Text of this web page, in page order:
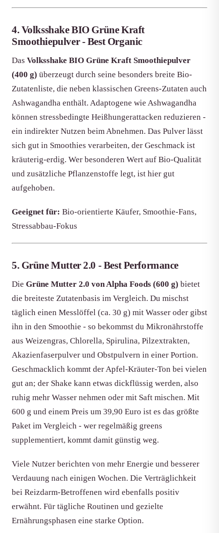
4. Volksshake BIO Grüne Kraft
Smoothiepulver - Best Organic
Das Volksshake BIO Grüne Kraft Smoothiepulver
(400 g) überzeugt durch seine besonders breite Bio-
Zutatenliste, die neben klassischen Greens-Zutaten auch
Ashwagandha enthält. Adaptogene wie Ashwagandha
können stressbedingte Heißhungerattacken reduzieren -
ein indirekter Nutzen beim Abnehmen. Das Pulver lässt
sich gut in Smoothies verarbeiten, der Geschmack ist
kräuterig-erdig. Wer besonderen Wert auf Bio-Qualität
und zusätzliche Pflanzenstoffe legt, ist hier gut
aufgehoben.
Geeignet für: Bio-orientierte Käufer, Smoothie-Fans,
Stressabbau-Fokus
5. Grüne Mutter 2.0 - Best Performance
Die Grüne Mutter 2.0 von Alpha Foods (600 g) bietet
die breiteste Zutatenbasis im Vergleich. Du mischst
täglich einen Messlöffel (ca. 30 g) mit Wasser oder gibst
ihn in den Smoothie - so bekommst du Mikronährstoffe
aus Weizengras, Chlorella, Spirulina, Pilzextrakten,
Akazienfaserpulver und Obstpulvern in einer Portion.
Geschmacklich kommt der Apfel-Kräuter-Ton bei vielen
gut an; der Shake kann etwas dickflüssig werden, also
ruhig mehr Wasser nehmen oder mit Saft mischen. Mit
600 g und einem Preis um 39,90 Euro ist es das größte
Paket im Vergleich - wer regelmäßig greens
supplementiert, kommt damit günstig weg.
Viele Nutzer berichten von mehr Energie und besserer
Verdauung nach einigen Wochen. Die Verträglichkeit
bei Reizdarm-Betroffenen wird ebenfalls positiv
erwähnt. Für tägliche Routinen und gezielte
Ernährungsphasen eine starke Option.